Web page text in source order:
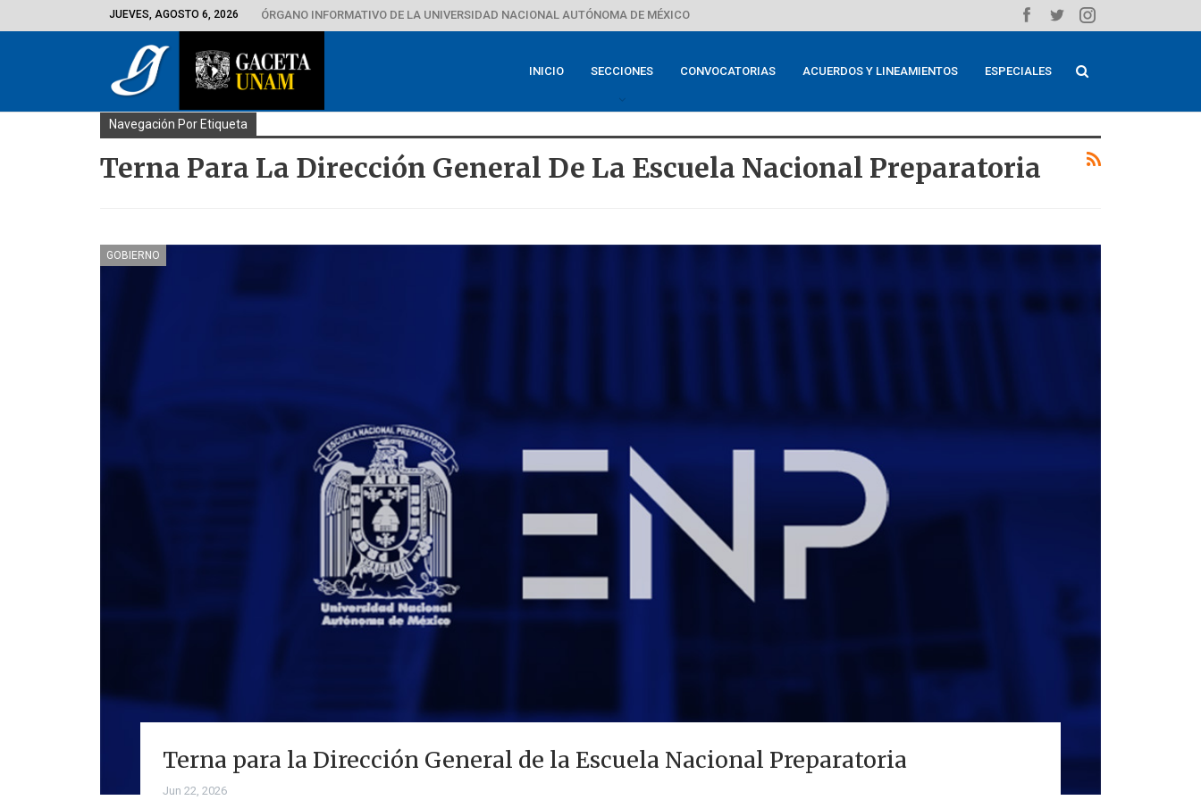
JUEVES, AGOSTO 6, 2026 ÓRGANO INFORMATIVO DE LA UNIVERSIDAD NACIONAL AUTÓNOMA DE MÉXICO
INICIO SECCIONES CONVOCATORIAS ACUERDOS Y LINEAMIENTOS ESPECIALES
Navegación Por Etiqueta
Terna Para La Dirección General De La Escuela Nacional Preparatoria
GOBIERNO
Terna para la Dirección General de la Escuela Nacional Preparatoria
Jun 22, 2026